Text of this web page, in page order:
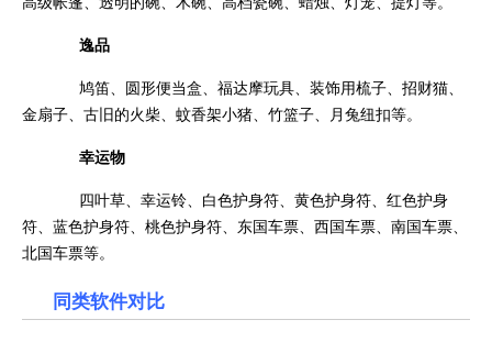
逸品
鸠笛、圆形便当盒、福达摩玩具、装饰用梳子、招财猫、
金扇子、古旧的火柴、蚊香架小猪、竹篮子、月兔纽扣等。
幸运物
四叶草、幸运铃、白色护身符、黄色护身符、红色护身
符、蓝色护身符、桃色护身符、东国车票、西国车票、南国车票、
北国车票等。
同类软件对比